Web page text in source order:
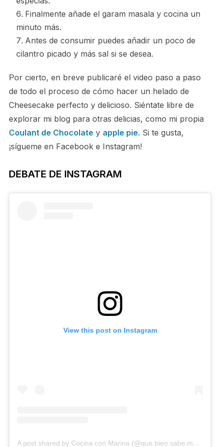
Finalmente añade el garam masala y cocina un
minuto más.
Antes de consumir puedes añadir un poco de
cilantro picado y más sal si se desea.
Por cierto, en breve publicaré el video paso a paso
de todo el proceso de cómo hacer un helado de
Cheesecake perfecto y delicioso. Siéntate libre de
explorar mi blog para otras delicias, como mi propia
Coulant de Chocolate y apple pie. Si te gusta,
¡sígueme en Facebook e Instagram!
DEBATE DE INSTAGRAM
View this post on Instagram
A post shared by Cocina con Marina (@que.bien.sabe.marina)